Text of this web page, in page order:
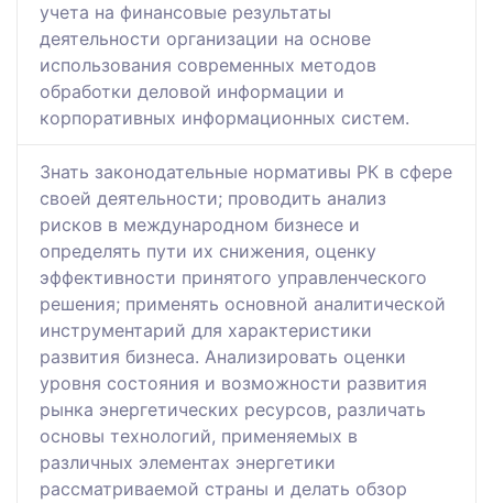
учета на финансовые результаты
деятельности организации на основе
использования современных методов
обработки деловой информации и
корпоративных информационных систем.
Знать законодательные нормативы РК в сфере
своей деятельности; проводить анализ
рисков в международном бизнесе и
определять пути их снижения, оценку
эффективности принятого управленческого
решения; применять основной аналитической
инструментарий для характеристики
развития бизнеса. Анализировать оценки
уровня состояния и возможности развития
рынка энергетических ресурсов, различать
основы технологий, применяемых в
различных элементах энергетики
рассматриваемой страны и делать обзор